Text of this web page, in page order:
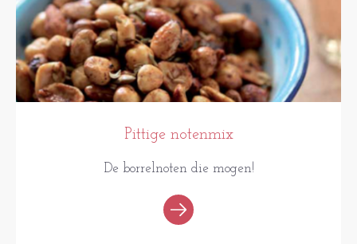
Pittige notenmix
De borrelnoten die mogen!